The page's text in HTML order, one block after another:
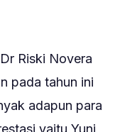
Riski Novera
pada tahun ini
adapun para
yaitu Yuni